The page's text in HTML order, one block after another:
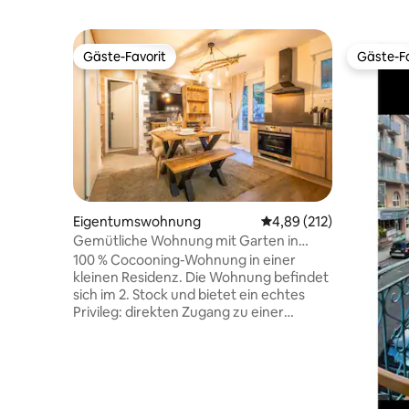
Gäste-Favorit
Gäste-Favorit
Eigentumswohnung Durchschnittliche
4,89 (212)
Gemütliche Wohnung mit Garten in
Cauterets
100 % Cocooning-Wohnung in einer
kleinen Residenz. Die Wohnung befindet
sich im 2. Stock und bietet ein echtes
Privileg: direkten Zugang zu einer
Gäste-
Gäste-